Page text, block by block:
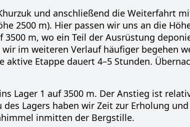
und anschließend die Weiterfahrt
2500 m). Hier passen wir uns an die
m, wo ein Teil der Ausrüstung
im weiteren Verlauf häufiger begehen
aktive Etappe dauert 4–5 Stunden.
Lager 1 auf 3500 m. Der Anstieg ist
Lagers haben wir Zeit zur Erholung und
inmitten der Bergstille.